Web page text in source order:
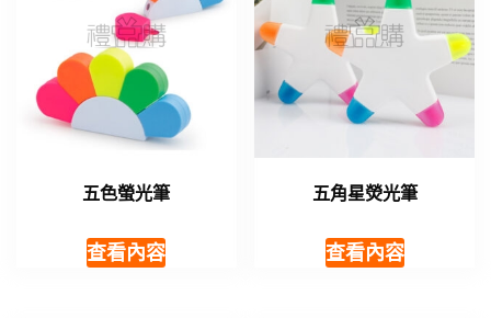
五色螢光筆
查看內容
五角星熒光筆
查看內容